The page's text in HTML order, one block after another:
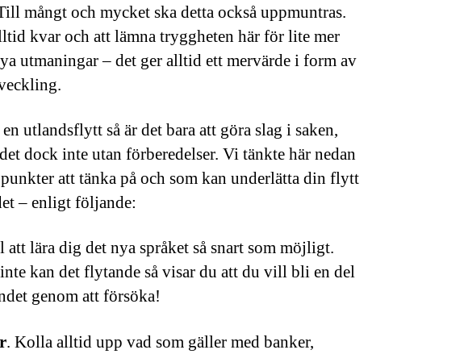
mångt och mycket ska detta också uppmuntras.
kvar och att lämna tryggheten här för lite mer
utmaningar – det ger alltid ett mervärde i form av
utlandsflytt så är det bara att göra slag i saken,
dock inte utan förberedelser. Vi tänkte här nedan
att tänka på och som kan underlätta din flytt
– enligt följande:
att lära dig det nya språket så snart som möjligt.
kan det flytande så visar du att du vill bli en del
genom att försöka!
. Kolla alltid upp vad som gäller med banker,